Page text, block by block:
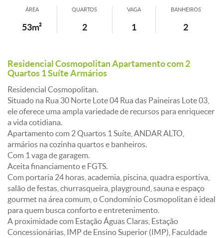
ÁREA
53m²
QUARTOS
2
VAGA
1
BANHEIROS
2
Residencial Cosmopolitan Apartamento com 2
Quartos 1 Suíte Armários
Residencial Cosmopolitan.
Situado na Rua 30 Norte Lote 04 Rua das Paineiras Lote 03,
ele oferece uma ampla variedade de recursos para enriquecer
a vida cotidiana.
Apartamento com 2 Quartos 1 Suíte, ANDAR ALTO,
armários na cozinha quartos e banheiros.
Com 1 vaga de garagem.
Aceita financiamento e FGTS.
Com portaria 24 horas, academia, piscina, quadra esportiva,
salão de festas, churrasqueira, playground, sauna e espaço
gourmet na área comum, o Condomínio Cosmopolitan é ideal
para quem busca conforto e entretenimento.
A proximidade com Estação Águas Claras, Estação
Concessionárias, IMP de Ensino Superior (IMP), Faculdade